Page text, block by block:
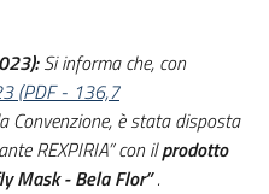
Si informa che, con
(PDF- 136,7
Convenzione, è stata disposta
REXPIRIA” con ilprodotto
Mask - Bela Flor”.